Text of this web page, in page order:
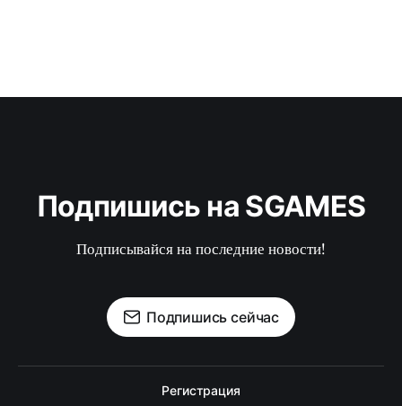
Подпишись на SGAMES
Подписывайся на последние новости!
Подпишись сейчас
Регистрация